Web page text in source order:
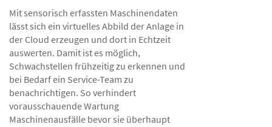
Mit sensorisch erfassten Maschinendaten
lässt sich ein virtuelles Abbild der Anlage in
der Cloud erzeugen und dort in Echtzeit
auswerten. Damit ist es möglich,
Schwachstellen frühzeitig zu erkennen und
bei Bedarf ein Service-Team zu
benachrichtigen. So verhindert
vorausschauende Wartung
Maschinenausfälle bevor sie überhaupt